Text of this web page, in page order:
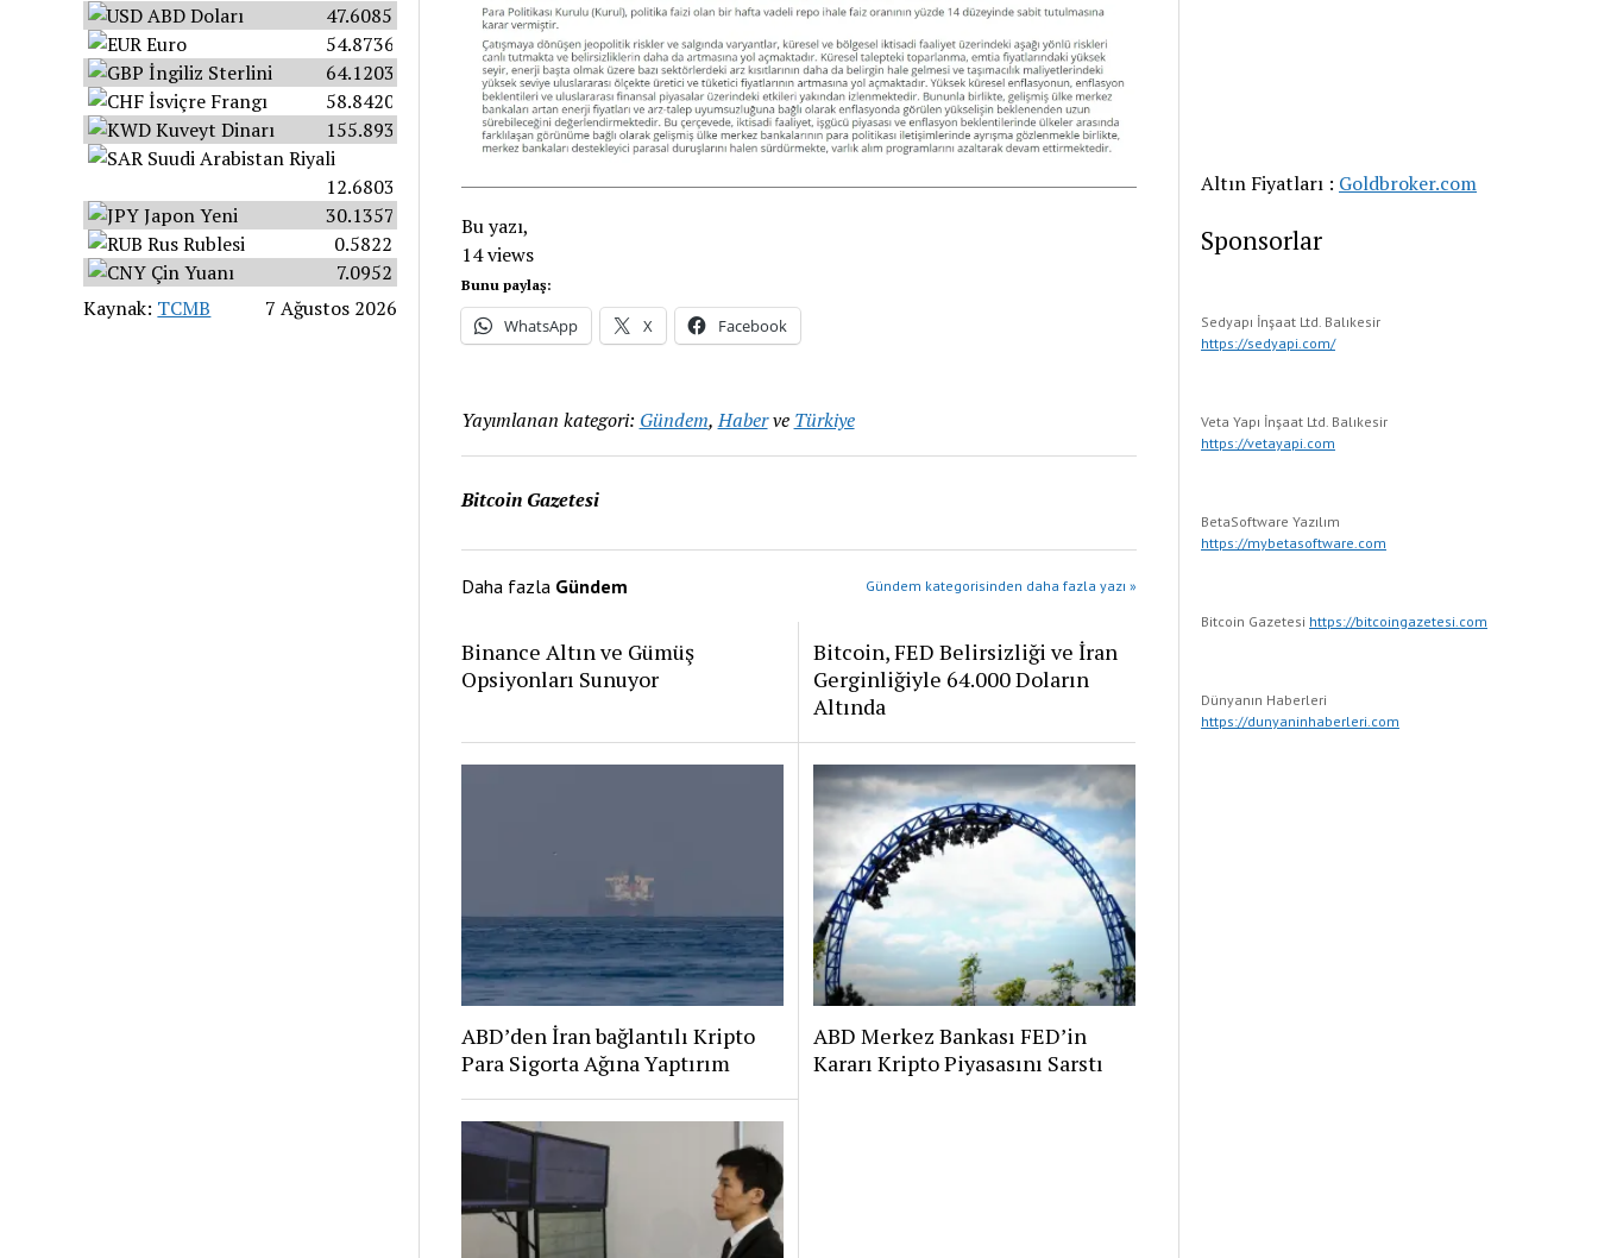
ABD Doları
47.6085
Euro
54.8736
İngiliz Sterlini
64.1203
İsviçre Frangı
58.8420
Kuveyt Dinarı
155.8934
Suudi Arabistan Riyali
12.6803
Japon Yeni
30.1357
Rus Rublesi
0.5822
Çin Yuanı
7.0952
Kaynak: TCMB 7 Ağustos 2026
Bu yazı,
14 views
Bunu paylaş:
WhatsApp X Facebook
Yayımlanan kategori: Gündem,Haberve Türkiye
Bitcoin Gazetesi
Daha fazla Gündem Gündem kategorisinden daha fazla yazı »
Binance Altın ve Gümüş
Opsiyonları Sunuyor
Bitcoin, FED Belirsizliği ve İran
Gerginliğiyle 64.000 Doların
Altında
ABD’den İran bağlantılı Kripto
Para Sigorta Ağına Yaptırım
ABD Merkez Bankası FED’in
Kararı Kripto Piyasasını Sarstı
Altın Fiyatları : Goldbroker.com
Sponsorlar
Sedyapı İnşaat Ltd. Balıkesir
https://sedyapi.com/
Veta Yapı İnşaat Ltd. Balıkesir
https://vetayapi.com
BetaSoftware Yazılım
https://mybetasoftware.com
Bitcoin Gazetesi https://bitcoingazetesi.com
Dünyanın Haberleri
https://dunyaninhaberleri.com